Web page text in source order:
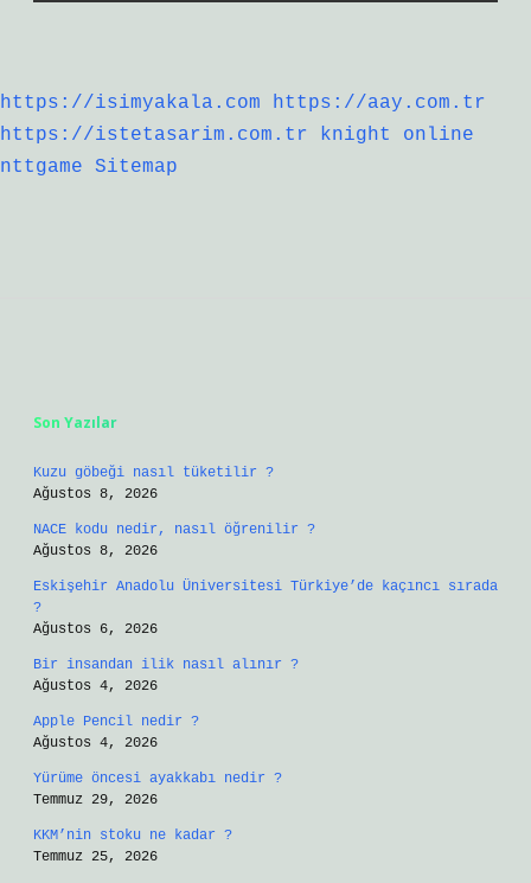
https://isimyakala.com
https://aay.com.tr
https://istetasarim.com.tr
knight online
nttgame
Sitemap
Son Yazılar
Kuzu göbeği nasıl tüketilir ?
Ağustos 8, 2026
NACE kodu nedir, nasıl öğrenilir ?
Ağustos 8, 2026
Eskişehir Anadolu Üniversitesi Türkiye’de kaçıncı sırada
?
Ağustos 6, 2026
Bir insandan ilik nasıl alınır ?
Ağustos 4, 2026
Apple Pencil nedir ?
Ağustos 4, 2026
Yürüme öncesi ayakkabı nedir ?
Temmuz 29, 2026
KKM’nin stoku ne kadar ?
Temmuz 25, 2026